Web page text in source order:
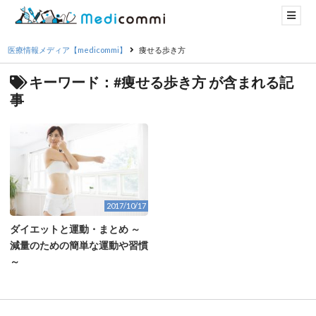
医療情報メディア【medicommi】 痩せる歩き方
キーワード：#痩せる歩き方 が含まれる記
事
2017/10/17
ダイエットと運動・まとめ ～
減量のための簡単な運動や習慣
～